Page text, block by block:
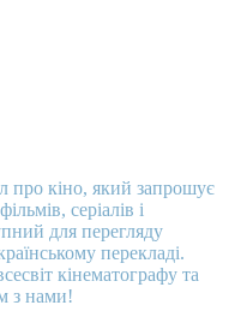
про кіно, який запрошує
серіалів і
для перегляду
перекладі.
кінематографу та
з нами!